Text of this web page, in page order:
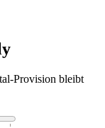
Provision bleibt